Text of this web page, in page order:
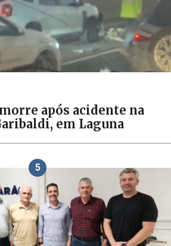
após acidente na
em Laguna
5